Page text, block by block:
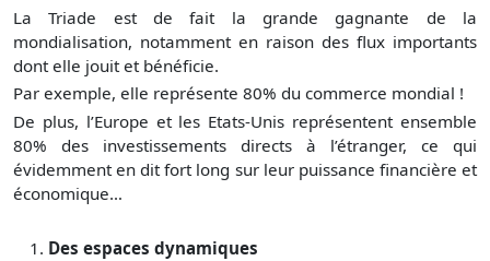
La Triade est de fait la grande gagnante de la
mondialisation, notamment en raison des flux importants
dont elle jouit et bénéficie.
Par exemple, elle représente 80% du commerce mondial !
De plus, l’Europe et les Etats-Unis représentent ensemble
80% des investissements directs à l’étranger, ce qui
évidemment en dit fort long sur leur puissance financière et
économique…
Des espaces dynamiques